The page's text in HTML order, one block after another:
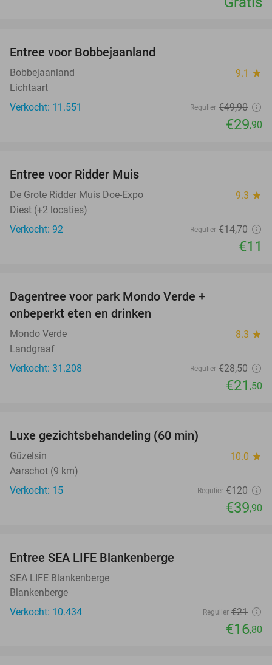
Entree voor Bobbejaanland
Bobbejaanland 9.1 star
Lichtaart
Verkocht: 11.551
Regulier €49,90
€29,90
Entree voor Ridder Muis
De Grote Ridder Muis Doe-Expo 9.3 star
Diest (+2 locaties)
Verkocht: 92
Regulier €14,70
€11
Dagentree voor park Mondo Verde +
onbeperkt eten en drinken
Mondo Verde 8.3 star
Landgraaf
Verkocht: 31.208
Regulier €28,50
€21 ,50
Luxe gezichtsbehandeling (60 min)
Güzelsin 10.0 star
Aarschot (9 km)
Verkocht: 15
Regulier €120
€39,90
Entree SEA LIFE Blankenberge
SEA LIFE Blankenberge
Blankenberge
Verkocht: 10.434
Regulier €21
€16,80